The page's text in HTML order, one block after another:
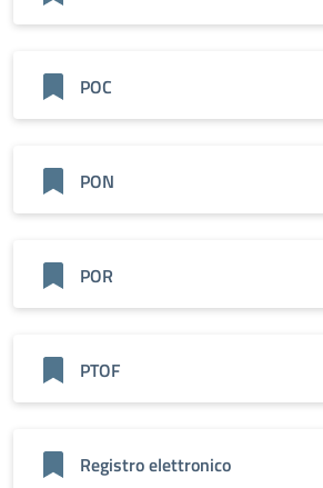
POC
PON
POR
PTOF
Registro elettronico